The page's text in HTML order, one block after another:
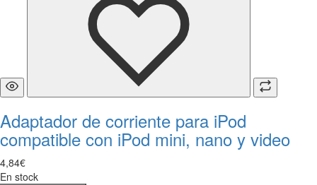
Adaptador de corriente para iPod
compatible con iPod mini, nano y video
4,84€
En stock